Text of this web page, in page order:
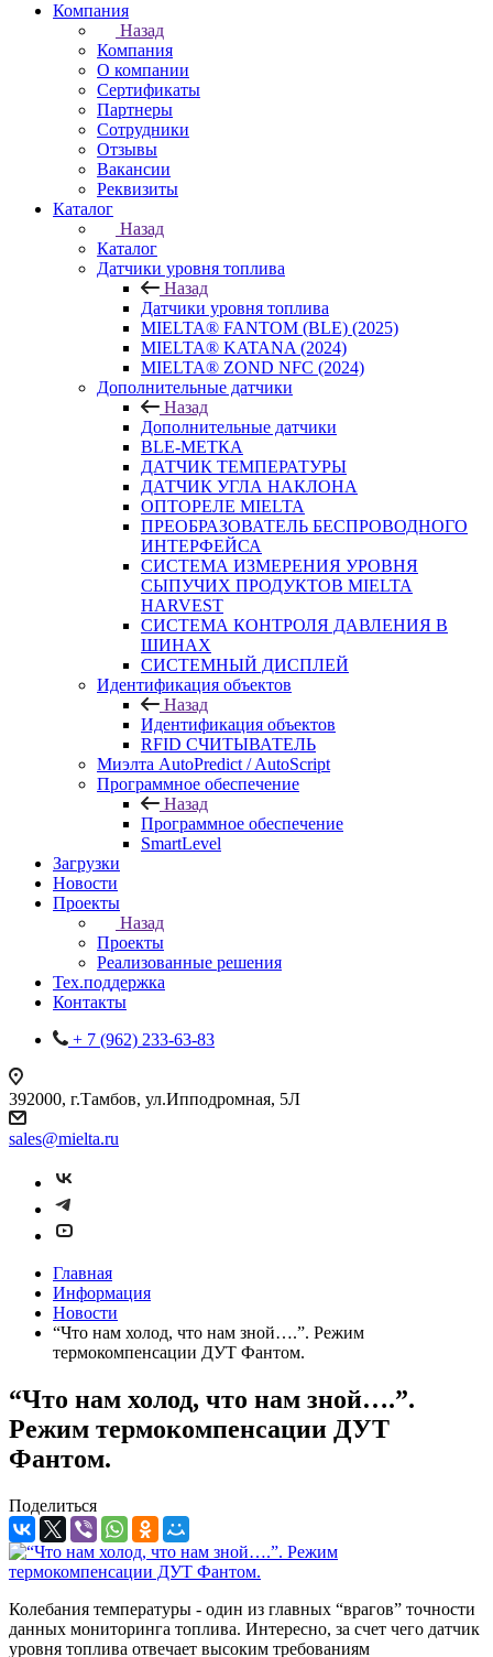
Компания
Назад
Компания
О компании
Сертификаты
Партнеры
Сотрудники
Отзывы
Вакансии
Реквизиты
Каталог
Назад
Каталог
Датчики уровня топлива
Назад
Датчики уровня топлива
MIELTA® FANTOM (BLE) (2025)
MIELTA® KATANA (2024)
MIELTA® ZOND NFC (2024)
Дополнительные датчики
Назад
Дополнительные датчики
BLE-МЕТКА
ДАТЧИК ТЕМПЕРАТУРЫ
ДАТЧИК УГЛА НАКЛОНА
ОПТОРЕЛЕ MIELTA
ПРЕОБРАЗОВАТЕЛЬ БЕСПРОВОДНОГО
ИНТЕРФЕЙСА
СИСТЕМА ИЗМЕРЕНИЯ УРОВНЯ
СЫПУЧИХ ПРОДУКТОВ MIELTA
HARVEST
СИСТЕМА КОНТРОЛЯ ДАВЛЕНИЯ В
ШИНАХ
СИСТЕМНЫЙ ДИСПЛЕЙ
Идентификация объектов
Назад
Идентификация объектов
RFID СЧИТЫВАТЕЛЬ
Миэлта AutoPredict / AutoScript
Программное обеспечение
Назад
Программное обеспечение
SmartLevel
Загрузки
Новости
Проекты
Назад
Проекты
Реализованные решения
Тех.поддержка
Контакты
+ 7 (962) 233-63-83
392000, г.Тамбов, ул.Ипподромная, 5Л
sales@mielta.ru
Главная
Информация
Новости
“Что нам холод, что нам зной….”. Режим
термокомпенсации ДУТ Фантом.
“Что нам холод, что нам зной….”.
Режим термокомпенсации ДУТ
Фантом.
Поделиться
Колебания температуры - один из главных “врагов” точности
данных мониторинга топлива. Интересно, за счет чего датчик
уровня топлива отвечает высоким требованиям